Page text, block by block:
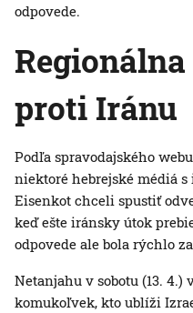
odpovede.
proti Iránu
Podľa spravodajského
niektoré hebrejské médiá s
Eisenkot chceli spustiť
keď ešte iránsky útok
odpovede ale bola rýchlo
Netanjahu v sobotu (13.
komukoľvek, kto ublíži